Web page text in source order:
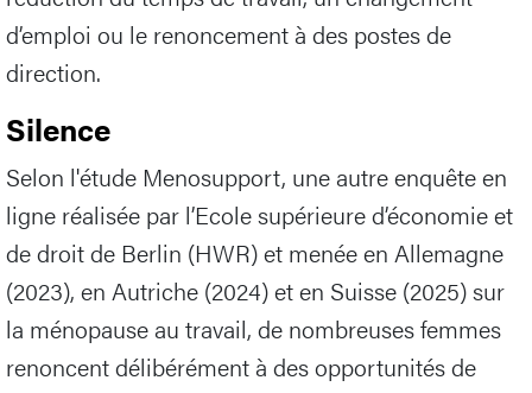
d’emploi ou le renoncement à des postes de
direction.
Silence
Selon l'étude Menosupport, une autre enquête en
ligne réalisée par l’Ecole supérieure d’économie et
de droit de Berlin (HWR) et menée en Allemagne
(2023), en Autriche (2024) et en Suisse (2025) sur
la ménopause au travail, de nombreuses femmes
renoncent délibérément à des opportunités de